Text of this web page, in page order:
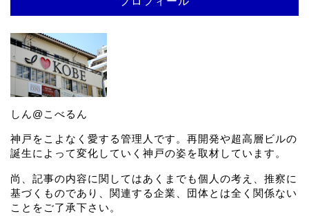
しん@こべるん
神戸をこよなく愛する管理人です。再開発や超高層ビルの
誕生によって変化していく神戸の姿を取材しています。
尚、記事の内容に関してはあくまでも個人の考え、推察に
基づくものであり、関連する企業、団体とは全く関係ない
ことをご了承下さい。